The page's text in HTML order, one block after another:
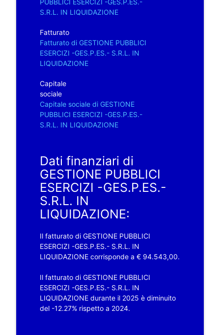
S.R.L. IN LIQUIDAZIONE
Fatturato
Fatturato di GESTIONE PUBBLICI
ESERCIZI -GES.P.ES.- S.R.L. IN
LIQUIDAZIONE
Capitale
sociale
Capitale sociale di GESTIONE
PUBBLICI ESERCIZI -GES.P.ES.-
S.R.L. IN LIQUIDAZIONE
Dati finanziari di
GESTIONE PUBBLICI
ESERCIZI -GES.P.ES.-
S.R.L. IN
LIQUIDAZIONE:
Il fatturato di GESTIONE PUBBLICI
ESERCIZI -GES.P.ES.- S.R.L. IN
LIQUIDAZIONE corrisponde a € 94.543,00.
Il fatturato di GESTIONE PUBBLICI
ESERCIZI -GES.P.ES.- S.R.L. IN
LIQUIDAZIONE durante il 2025 è diminuito
del -12.27% rispetto a 2024.